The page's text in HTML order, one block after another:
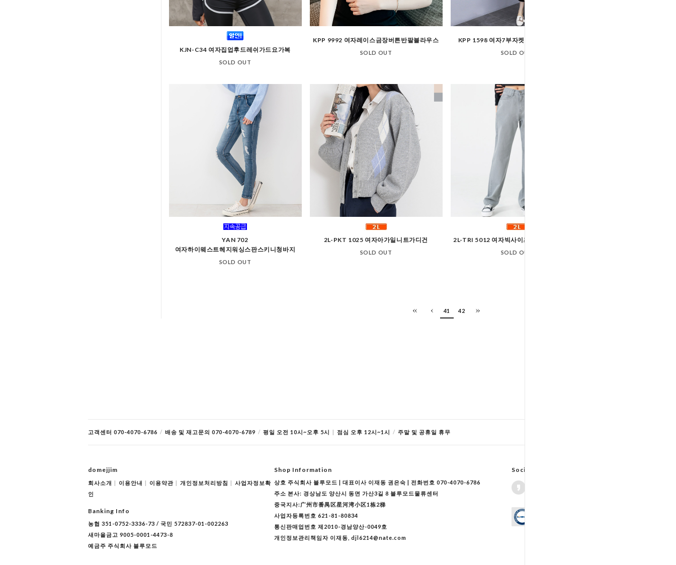
KJN-C34 여자집업후드레쉬가드요가복
SOLD OUT
KPP 9992 여자레이스금장버튼반팔블라우스
SOLD OUT
KPP 1598 여자7부자켓_9부밴딩팬츠세트
SOLD OUT
YAN 702
여자하이웨스트헤지워싱스판스키니청바지
SOLD OUT
2L-PKT 1025 여자아가일니트가디건
SOLD OUT
2L-TRI 5012 여자빅사이즈세미와이드청바지
SOLD OUT
41 42
고객센터 070-4070-6786 / 배송 및 재고문의 070-4070-6789 / 평일 오전 10시~오후 5시 | 점심 오후 12시~1시 / 주말 및 공휴일 휴무
domejjim
회사소개 이용안내 이용약관 개인정보처리방침
사업자정보확
인
Banking Info
농협 351-0752-3336-73 / 국민 572837-01-002263
새마을금고 9005-0001-4473-8
예금주 주식회사 블루모드
Shop Information
상호 주식회사 블루모드 | 대표이사 이재동 권은숙 | 전화번호 070-4070-6786
주소 본사: 경상남도 양산시 동면 가산3길 8 블루모드물류센터
중국지사:广州市番禺区星河湾小区1栋2梯
사업자등록번호 621-81-80834
통신판매업번호 제2010-경남양산-0049호
개인정보관리책임자 이재동, djl6214@nate.com
Social Network